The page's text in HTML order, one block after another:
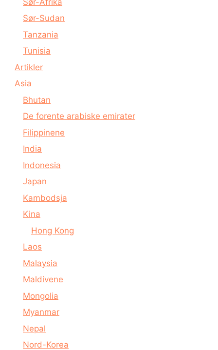
Sør-Sudan
Tanzania
Tunisia
Artikler
Asia
Bhutan
De forente arabiske emirater
Filippinene
India
Indonesia
Japan
Kambodsja
Kina
Hong Kong
Laos
Malaysia
Maldivene
Mongolia
Myanmar
Nepal
Nord-Korea